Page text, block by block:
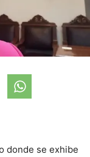
donde se exhibe